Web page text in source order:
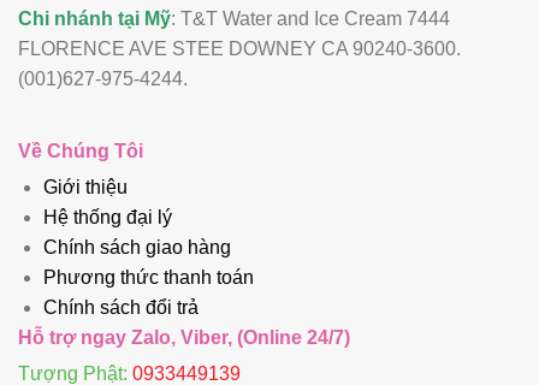
Chi nhánh tại Mỹ: T&T Water and Ice Cream 7444
FLORENCE AVE STEE DOWNEY CA 90240-3600.
(001)627-975-4244.
Về Chúng Tôi
Giới thiệu
Hệ thống đại lý
Chính sách giao hàng
Phương thức thanh toán
Chính sách đổi trả
Hỗ trợ ngay Zalo, Viber, (Online 24/7)
Tượng Phật: 0933449139